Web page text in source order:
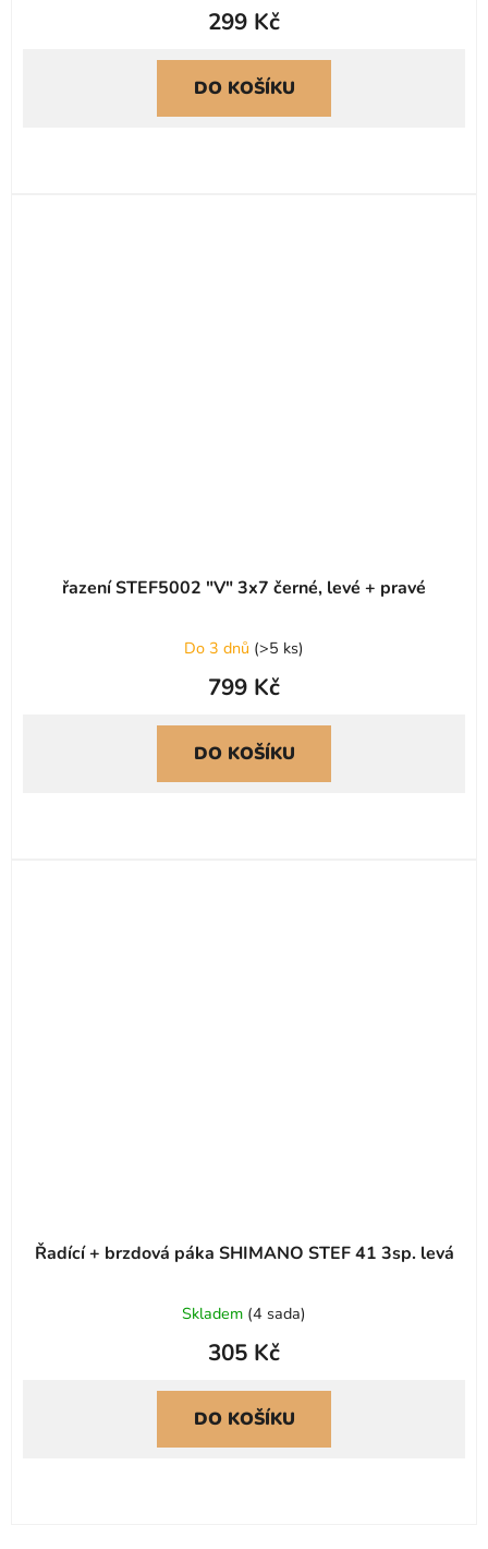
299 Kč
DO KOŠÍKU
řazení STEF5002 "V" 3x7 černé, levé + pravé
Do 3 dnů (>5 ks)
799 Kč
DO KOŠÍKU
Řadící + brzdová páka SHIMANO STEF 41 3sp. levá
Skladem (4 sada)
305 Kč
DO KOŠÍKU